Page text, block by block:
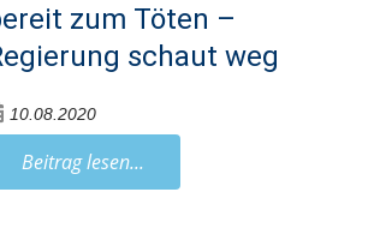
zum Töten –
schaut weg
10.08.2020
Beitrag lesen...